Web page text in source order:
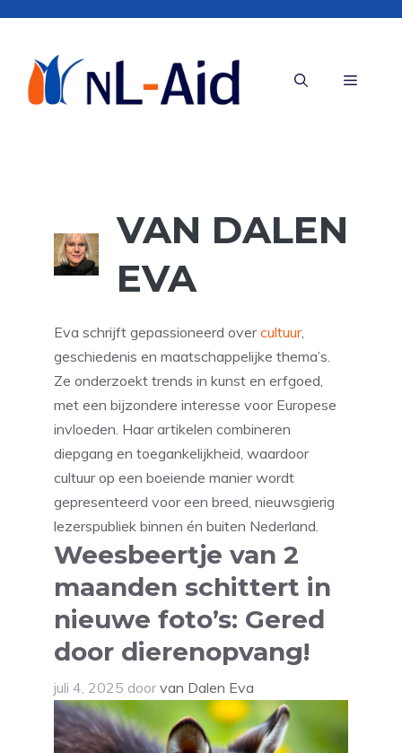
inhoud
Menu
VAN DALEN
EVA
Eva schrijft gepassioneerd overcultuur,
geschiedenis en maatschappelijke thema’s.
Ze onderzoekt trends in kunst en erfgoed,
met een bijzondere interesse voor Europese
invloeden. Haar artikelen combineren
diepgang en toegankelijkheid, waardoor
cultuur op een boeiende manier wordt
gepresenteerd voor een breed, nieuwsgierig
lezerspubliek binnen én buiten Nederland.
Weesbeertje van 2
maanden schittert in
nieuwe foto’s: Gered
door dierenopvang!
juli 4, 2025 door van Dalen Eva